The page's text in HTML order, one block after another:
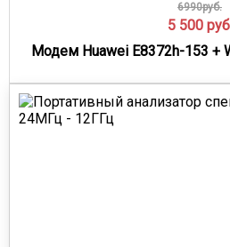
6990руб.
5 500
Модем Huawei E8372h-153 +